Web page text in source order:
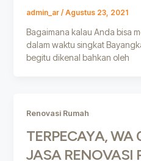
admin_ar / Agustus 23, 2021
Bagaimana kalau Anda bisa
dalam waktu singkat
begitu dikenal bahkan oleh
Renovasi Rumah
TERPECAYA,
JASA RENOVASI